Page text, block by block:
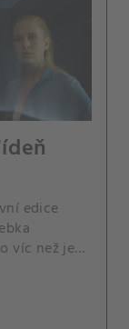
edice
víc než jen